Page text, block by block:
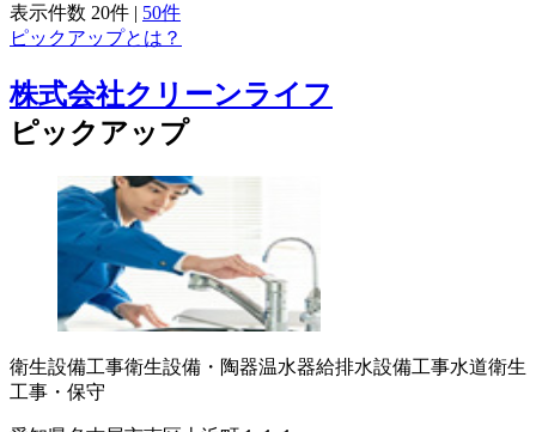
表示件数 20件 | 50件
ピックアップとは？
株式会社クリーンライフ
ピックアップ
衛生設備工事衛生設備・陶器温水器給排水設備工事水道衛生
工事・保守